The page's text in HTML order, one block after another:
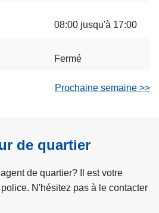
08:00 jusqu'à 17:00
Fermé
Prochaine semaine >>
de quartier
de quartier? Il est votre
N'hésitez pas à le contacter